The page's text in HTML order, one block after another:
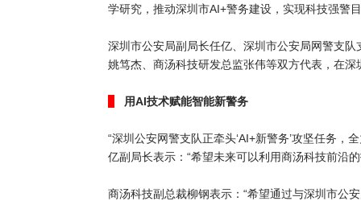
学研究，推动深圳市AI+警务建设，实现科技强警
深圳市公安局副局长任亿、深圳市公安局网警支
姚笃杰、商汤科技研发总监张伟等双方代表，在
用AI技术赋能智能新警务
“深圳公安网警支队正牵头‘AI+新警务’攻坚任务
亿副局长表示：“希望未来可以利用商汤科技前沿
商汤科技副总裁柳钢表示：“希望通过与深圳市公